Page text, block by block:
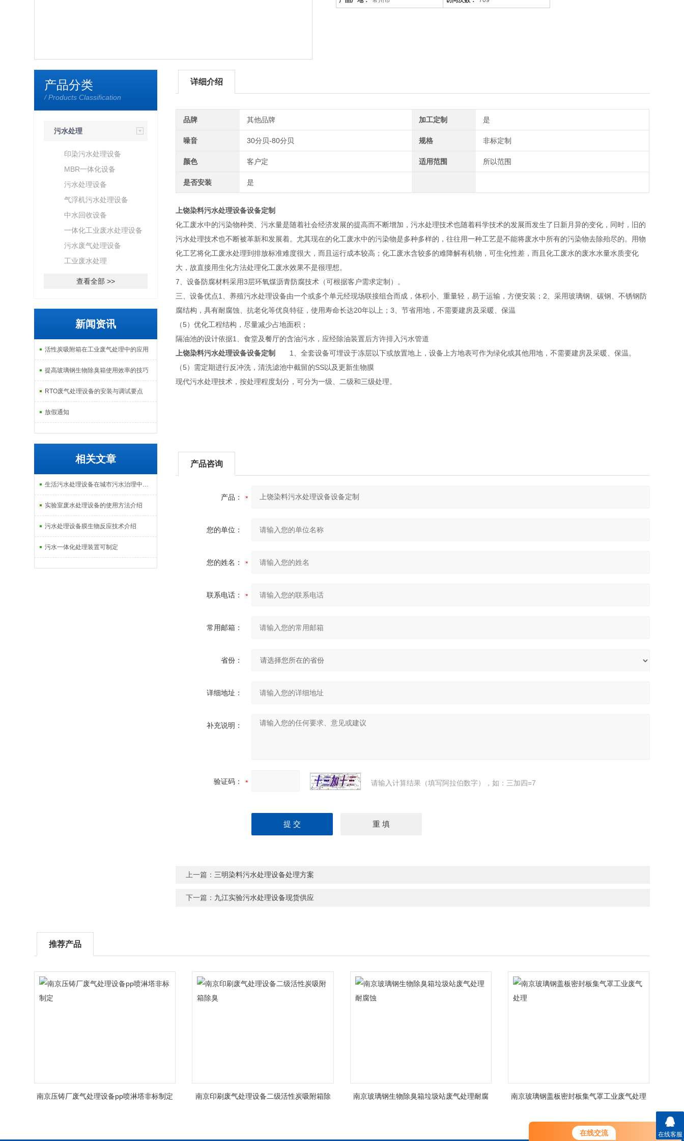
在线交流
产品分类
/ Products Classification
污水处理
印染污水处理设备
MBR一体化设备
污水处理设备
气浮机污水处理设备
中水回收设备
一体化工业废水处理设备
污水废气处理设备
工业废水处理
查看全部 >>
新闻资讯
活性炭吸附箱在工业废气处理中的应用
提高玻璃钢生物除臭箱使用效率的技巧
RTO废气处理设备的安装与调试要点
放假通知
相关文章
生活污水处理设备在城市污水治理中的应用介绍
实验室废水处理设备的使用方法介绍
污水处理设备膜生物反应技术介绍
污水一体化处理装置可制定
详细介绍
品牌 其他品牌 加工定制 是
噪音 30分贝-80分贝 规格 非标定制
颜色 客户定 适用范围 所以范围
是否安装 是
上饶染料污水处理设备设备定制
化工废水中的污染物种类、污水量是随着社会经济发展的提高而不断增加，污水处理技术也随着科学技术的发展而发生了日新月异的变化，同时，旧的
污水处理技术也不断被革新和发展着。尤其现在的化工废水中的污染物是多种多样的，往往用一种工艺是不能将废水中所有的污染物去除殆尽的。用物
化工艺将化工废水处理到排放标准难度很大，而且运行成本较高；化工废水含较多的难降解有机物，可生化性差，而且化工废水的废水水量水质变化
大，故直接用生化方法处理化工废水效果不是很理想。
7、设备防腐材料采用3层环氧煤沥青防腐技术（可根据客户需求定制）。
三、设备优点1、养殖污水处理设备由一个或多个单元经现场联接组合而成，体积小、重量轻，易于运输，方便安装；2、采用玻璃钢、碳钢、不锈钢防
腐结构，具有耐腐蚀、抗老化等优良特征，使用寿命长达20年以上；3、节省用地，不需要建房及采暖、保温
（5）优化工程结构，尽量减少占地面积；
隔油池的设计依据1、食堂及餐厅的含油污水，应经除油装置后方许排入污水管道
上饶染料污水处理设备设备定制
1、全套设备可埋设于冻层以下或放置地上，设备上方地表可作为绿化或其他用地，不需要建房及采暖、保温。
（5）需定期进行反冲洗，清洗滤池中截留的SS以及更新生物膜
现代污水处理技术，按处理程度划分，可分为一级、二级和三级处理。
产品咨询
产品：
您的单位：
您的姓名：
联系电话：
常用邮箱：
省份：
详细地址：
补充说明：
验证码： 请输入计算结果（填写阿拉伯数字），如：三加四=7
上一篇： 三明染料污水处理设备处理方案
下一篇： 九江实验污水处理设备现货供应
推荐产品
南京压铸厂废气处理设备pp喷淋塔非标制定
南京印刷废气处理设备二级活性炭吸附箱除
南京玻璃钢生物除臭箱垃圾站废气处理耐腐
南京玻璃钢盖板密封板集气罩工业废气处理
在线客服